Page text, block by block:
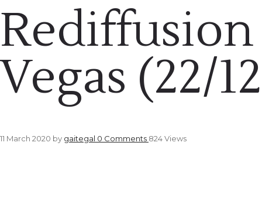
Rediffusion
Vegas (22/
11 March 2020 by gaitegal 0 Comments 824 Views